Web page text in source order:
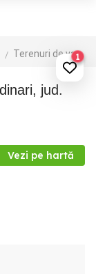
Terenuri de vanzare1
Vezi pe hartă